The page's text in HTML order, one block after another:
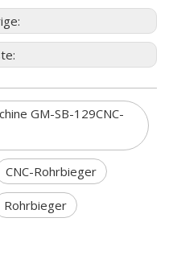
GM-SB-129CNC-
CNC-Rohrbieger
Rohrbieger